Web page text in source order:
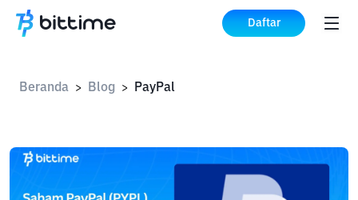
Daftar
Beranda > Blog > PayPal